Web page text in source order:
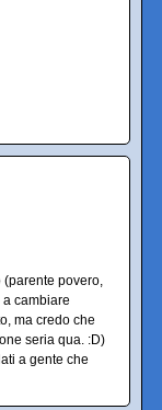
(parente povero,
cambiare
ma credo che
seria qua. :D)
a gente che